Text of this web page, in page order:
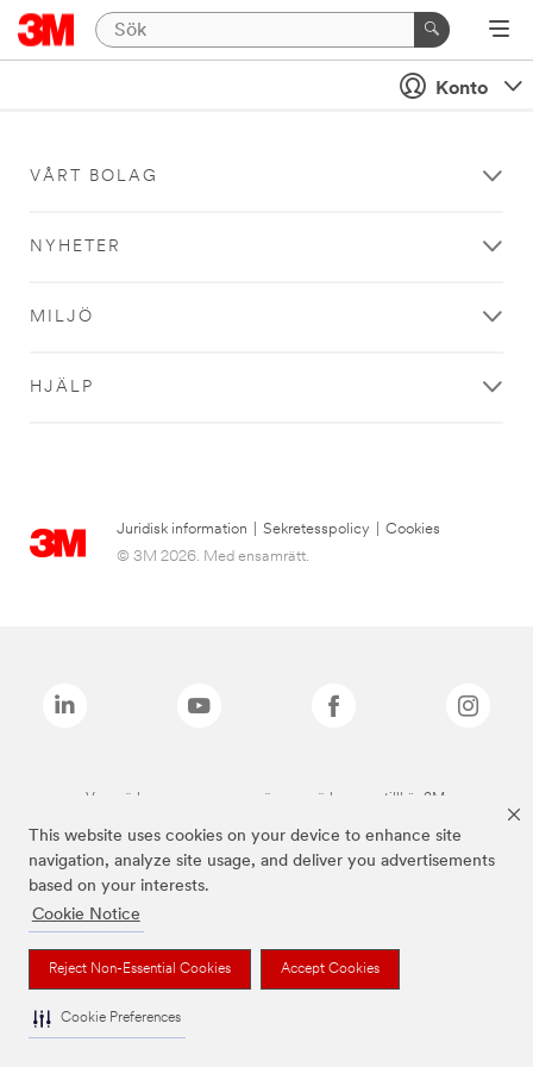
This website uses cookies on your device to enhance site
navigation, analyze site usage, and deliver you advertisements
based on your interests.
Cookie Notice
Reject Non-Essential Cookies Accept Cookies
Cookie Preferences
Konto
VÅRT BOLAG
NYHETER
MILJÖ
HJÄLP
Juridisk information Sekretesspolicy
Cookies
© 3M 2026. Med ensamrätt.
Varumärken som anges ovan är varumärken som tillhör 3M.